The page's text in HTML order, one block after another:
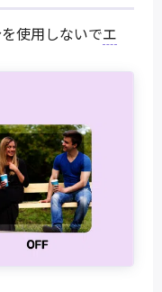
使用しないでエ